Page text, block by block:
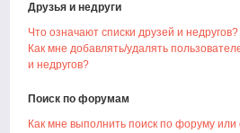
Друзья и недруги
Что означают списки друзей и недругов?
Как мне добавлять/удалять
и недругов?
Поиск по форумам
Как мне выполнить поиск по форуму